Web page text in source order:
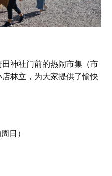
神社门前的热闹市集（市
林立，为大家提供了愉快
日）